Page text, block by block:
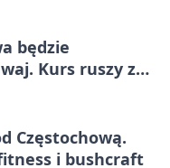
będzie
Kurs ruszy ze
Częstochową.
i bushcraft